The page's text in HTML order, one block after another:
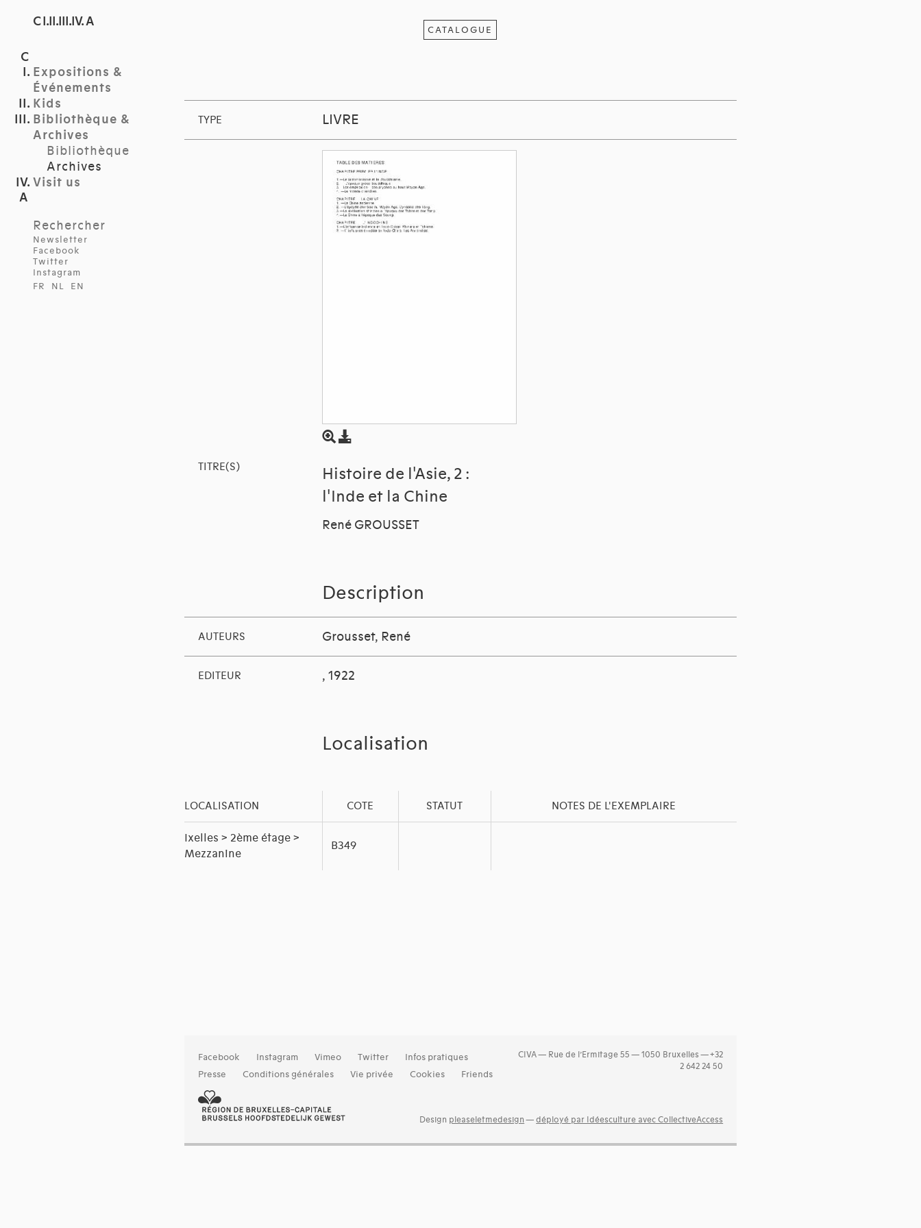
C I.II.III.IV. A
Expositions &
Événements
Kids
Bibliothèque &
Archives
Bibliothèque
Archives
Visit us
Rechercher
Newsletter
Facebook
Twitter
Instagram
FR
NL EN
CATALOGUE
TYPE LIVRE
TITRE(S)
Histoire de l'Asie, 2 :
l'Inde et la Chine
René GROUSSET
Description
AUTEURS Grousset, René
EDITEUR , 1922
Localisation
LOCALISATION COTE STATUT NOTES DE L'EXEMPLAIRE
Ixelles > 2ème étage >
Mezzanine
B349
Facebook Instagram Vimeo Twitter
Infos pratiques
Presse
Conditions générales Vie privée Cookies Friends
CIVA — Rue de l’Ermitage 55 — 1050 Bruxelles — +32
2 642 24 50
Design pleaseletmedesign —déployé par Idéesculture avec CollectiveAccess